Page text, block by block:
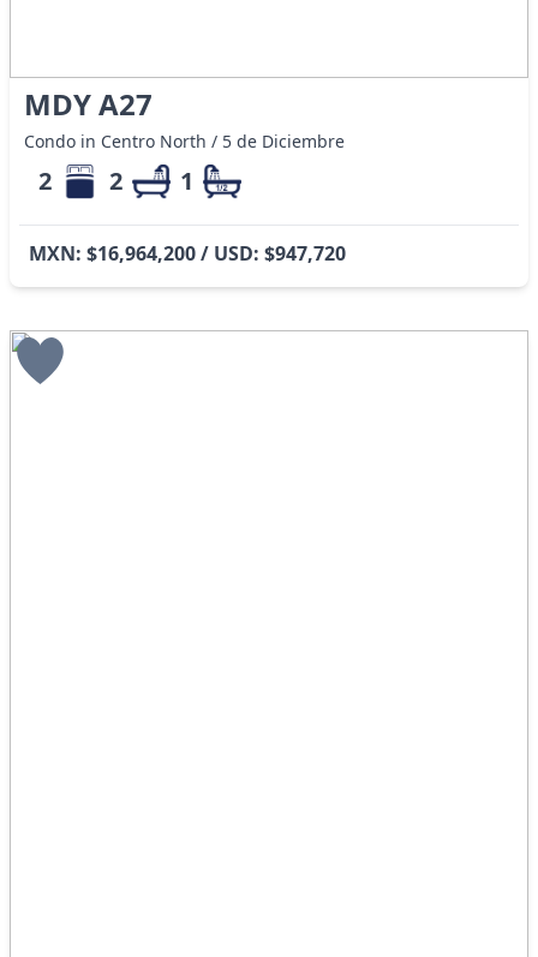
MDY A27
Condo in Centro North / 5 de Diciembre
2 2 1
MXN: $16,964,200 / USD: $947,720